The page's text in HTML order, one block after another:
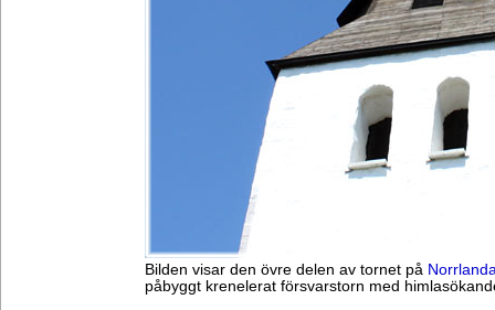
Bilden visar den övre delen av tornet på
påbyggt krenelerat försvarstorn med